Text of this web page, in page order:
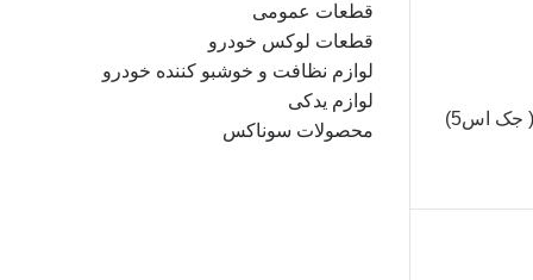
پاور آینه سانروف ( جک اس5)
قطعات عمومی
قطعات لوکس خودرو
لوازم نظافت و خوشبو کننده خودرو
لوازم یدکی
محصولات سوناکس